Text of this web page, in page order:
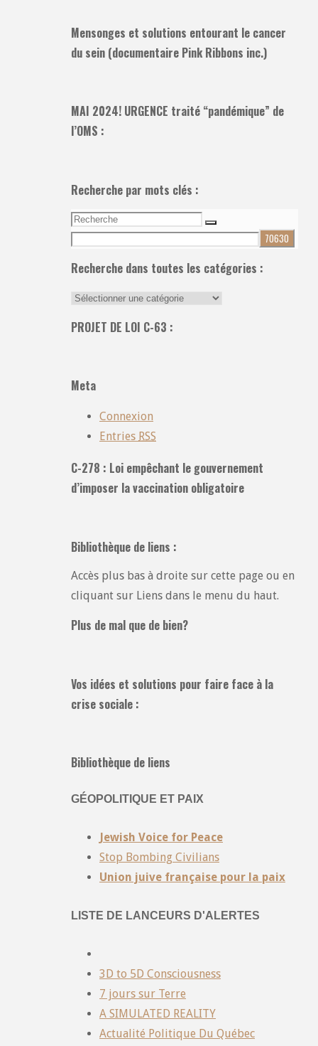
Mensonges et solutions entourant le cancer
du sein (documentaire Pink Ribbons inc.)
MAI 2024! URGENCE traité “pandémique” de
l’OMS :
Recherche par mots clés :
Recherche
pour:
Recherche
Recherche dans toutes les catégories :
Recherche
toutes
PROJET DE LOI C-63 :
Meta
Connexion
Entries RSS
C-278 : Loi empêchant le gouvernement
d’imposer la vaccination obligatoire
Bibliothèque de liens :
Accès plus bas à droite sur cette page ou en
cliquant sur Liens dans le menu du haut.
Plus de mal que de bien?
Vos idées et solutions pour faire face à la
crise sociale :
Bibliothèque de liens
GÉOPOLITIQUE ET PAIX
Jewish Voice for Peace
Stop Bombing Civilians
Union juive française pour la paix
LISTE DE LANCEURS D'ALERTES
3D to 5D Consciousness
7 jours sur Terre
A SIMULATED REALITY
Actualité Politique Du Québec